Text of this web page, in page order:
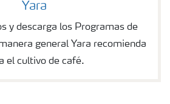
Yara
y descarga los Programas de
general Yara recomienda
el cultivo de café.